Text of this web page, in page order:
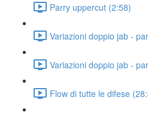
Parry uppercut (2:58)
Variazioni doppio jab -
Variazioni doppio jab -
Flow di tutte le difese